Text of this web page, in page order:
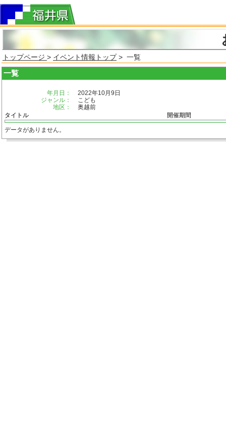
トップページ > イベント情報トップ> 一覧
一覧
年月日：
2022年10月9日
ジャンル：
こども
地区：
奥越前
タイトル
開催期間
データがありません。